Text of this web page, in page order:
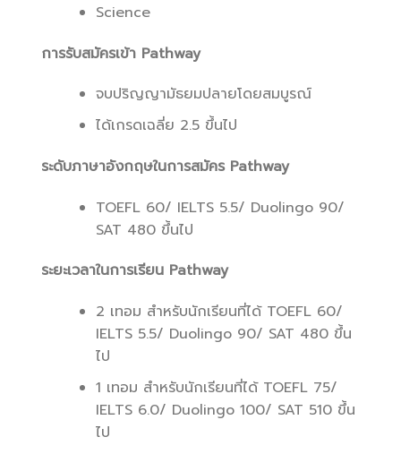
Science
การรับสมัครเข้า Pathway
จบปริญญามัธยมปลายโดยสมบูรณ์
ได้เกรดเฉลี่ย 2.5 ขึ้นไป
ระดับภาษาอังกฤษในการสมัคร Pathway
TOEFL 60/ IELTS 5.5/ Duolingo 90/
SAT 480 ขึ้นไป
ระยะเวลาในการเรียน Pathway
2 เทอม สำหรับนักเรียนที่ได้ TOEFL 60/
IELTS 5.5/ Duolingo 90/ SAT 480 ขึ้น
ไป
1 เทอม สำหรับนักเรียนที่ได้ TOEFL 75/
IELTS 6.0/ Duolingo 100/ SAT 510 ขึ้น
ไป